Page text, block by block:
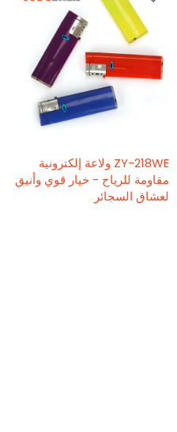
ZY-218WE ولاعة إلكترونية
مقاومة للرياح - خيار قوي وأنيق
لعشاق السجائر